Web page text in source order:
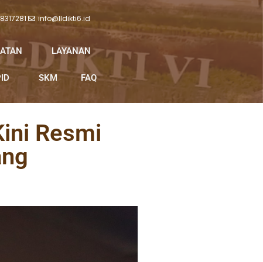
info@lldikti6.id
LAYANAN
SKM FAQ
Resmi